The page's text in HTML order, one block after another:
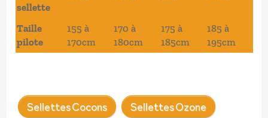
sellette
Taille
pilote
155 à
170cm
170 à
180cm
175 à
185cm
185 à
195cm
Sellettes Cocons Sellettes Ozone